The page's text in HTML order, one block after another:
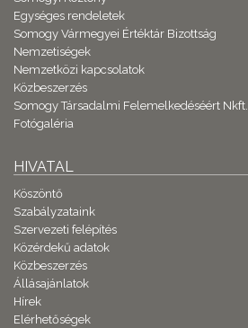
Egységes rendeletek
Somogy Vármegyei Értéktár Bizottság
Nemzetiségek
Nemzetközi kapcsolatok
Közbeszerzés
Somogy Társadalmi Felemelkedéséért Nkft.
Fotógaléria
HIVATAL
Köszöntő
Szabályzataink
Szervezeti felépítés
Közérdekű adatok
Közbeszerzés
Állásajánlatok
Hírek
Elérhetőségek